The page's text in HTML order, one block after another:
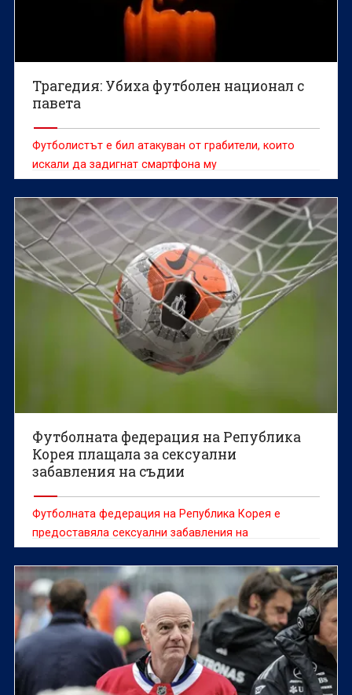
Трагедия: Убиха футболен национал с
павета
Футболистът е бил атакуван от грабители, които
искали да задигнат смартфона му
Футболната федерация на Република
Корея плащала за сексуални
забавления на съдии
Футболната федерация на Република Корея е
предоставяла сексуални забавления на
чуждестранни съдии между 2011 и 2012 г., съобщи
информационната агенция Yonhap, позовавайки се
на одитен доклад.